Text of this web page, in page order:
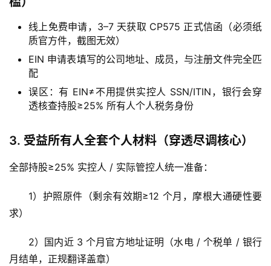
线上免费申请，3–7 天获取 CP575 正式信函（必须纸
质官方件，截图无效）
EIN 申请表填写的公司地址、成员，与注册文件完全匹
配
误区：有 EIN≠不用提供实控人 SSN/ITIN，银行会穿
透核查持股≥25% 所有人个人税务身份
3. 受益所有人全套个人材料（穿透尽调核心）
全部持股≥25% 实控人 / 实际管控人统一准备：
1）护照原件（剩余有效期≥12 个月，摩根大通硬性要
求）
2）国内近 3 个月官方地址证明（水电 / 个税单 / 银行
月结单，正规翻译盖章）